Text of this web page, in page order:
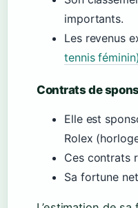
importants.
Les revenus
tennis féminin)
Contrats de
Elle est
Rolex
Ces contrats
Sa fortune